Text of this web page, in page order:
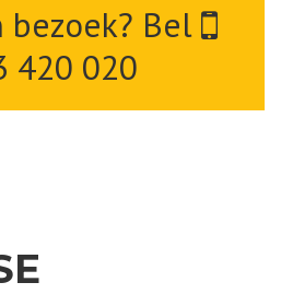
bezoek? Bel
420 020